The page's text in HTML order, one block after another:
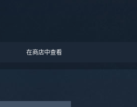
在商店中查看